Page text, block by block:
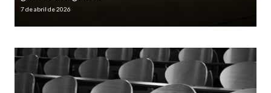
7 de abril de 2026